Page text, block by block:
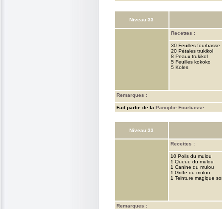
Niveau 33
Recettes :
30 Feuilles fourbasse
20 Pétales trukikol
8 Peaux trukikol
5 Feuilles kokoko
5 Koles
Remarques :
Fait partie de la Panoplie Fourbasse
Niveau 33
Recettes :
10 Poils du mulou
1 Queue du mulou
1 Canine du mulou
1 Griffe du mulou
1 Teinture magique
Remarques :